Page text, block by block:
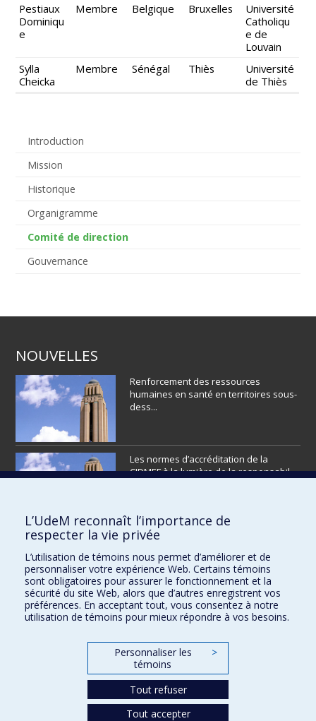
Introduction
Mission
Historique
Organigramme
Comité de direction
Gouvernance
Pestiaux
Dominiqu
e
Membre Belgique Bruxelles
Université
Catholiqu
e de
Louvain
Sylla
Cheicka
Membre Sénégal Thiès
Université
de Thiès
NOUVELLES
Renforcement des ressources
humaines en santé en territoires sous-
dess...
Les normes d’accréditation de la
CIDMEF à la lumière de la responsabil...
L’éditorial
STATUTS DU RIFRESS
L’UdeM reconnaît l’importance de
respecter la vie privée
L’utilisation de témoins nous permet d’améliorer et de
personnaliser votre expérience Web. Certains témoins
sont obligatoires pour assurer le fonctionnement et la
sécurité du site Web, alors que d’autres enregistrent vos
préférences. En acceptant tout, vous consentez à notre
utilisation de témoins pour mieux répondre à vos besoins.
Personnaliser les
témoins
>
Tout refuser
Tout accepter